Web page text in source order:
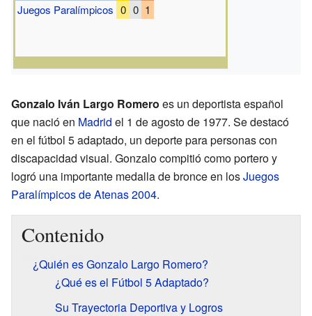
Juegos Paralímpicos 0 0 1
Gonzalo Iván Largo Romero es un deportista español
que nació en Madrid el 1 de agosto de 1977. Se destacó
en el fútbol 5 adaptado, un deporte para personas con
discapacidad visual. Gonzalo compitió como portero y
logró una importante medalla de bronce en losJuegos
Paralímpicos de Atenas 2004.
Contenido
¿Quién es Gonzalo Largo Romero?
¿Qué es el Fútbol 5 Adaptado?
Su Trayectoria Deportiva y Logros